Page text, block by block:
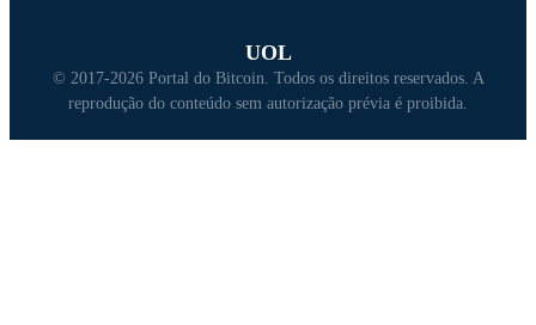
UOL
© 2017-2026 Portal do Bitcoin. Todos os direitos reservados. A
reprodução do conteúdo sem autorização prévia é proibida.